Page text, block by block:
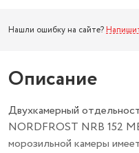
Нашли ошибку на сайте?
Описание
Двухкамерный
NORDFROST NRB 152
морозильной камеры